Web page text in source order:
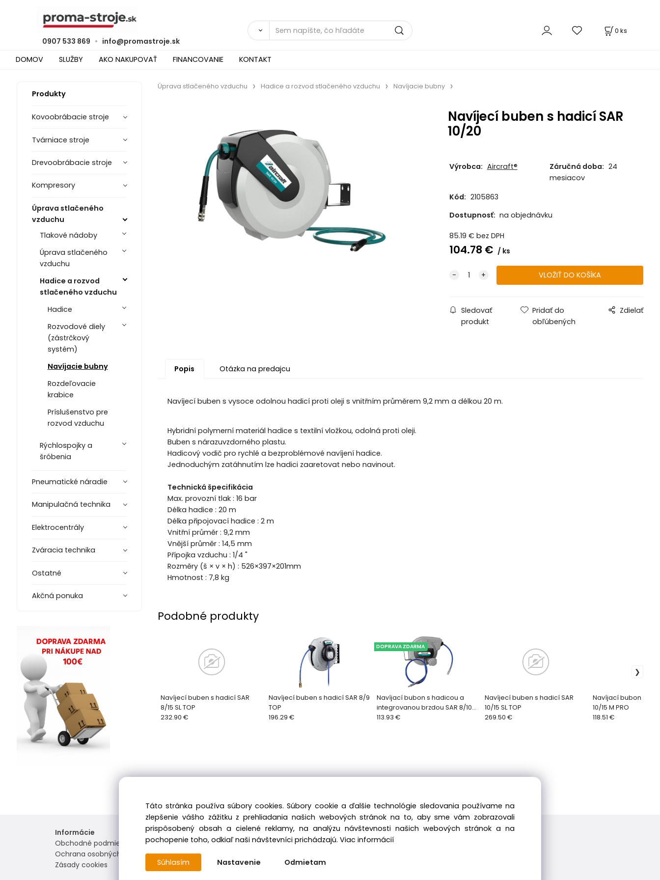
0907 533 869 • info@promastroje.sk
0 ks
DOMOV SLUŽBY AKO NAKUPOVAŤ FINANCOVANIE KONTAKT
Produkty
Kovoobrábacie stroje
Tvárniace stroje
Drevoobrábacie stroje
Kompresory
Úprava stlačeného
vzduchu
Tlakové nádoby
Úprava stlačeného
vzduchu
Hadice a rozvod
stlačeného vzduchu
Hadice
Rozvodové diely
(zástrčkový
systém)
Navíjacie bubny
Rozdeľovacie
krabice
Príslušenstvo pre
rozvod vzduchu
Rýchlospojky a
šróbenia
Pneumatické náradie
Manipulačná technika
Elektrocentrály
Zváracia technika
Ostatné
Akčná ponuka
Úprava stlačeného vzduchu Hadice a rozvod stlačeného vzduchu Navíjacie bubny
Navíjecí buben s hadicí SAR
10/20
Výrobca: Aircraft® Záručná doba: 24
mesiacov
Kód: 2105863
Dostupnosť: na objednávku
85.19 € bez DPH
104.78 € ks
Sledovať
produkt
Pridať do
obľúbených
Zdielať
Popis Otázka na predajcu
Navíjecí buben s vysoce odolnou hadicí proti oleji s vnitřním průměrem 9,2 mm a délkou 20 m.
Hybridní polymerní materiál hadice s textilní vložkou, odolná proti oleji.
Buben s nárazuvzdorného plastu.
Hadicový vodič pro rychlé a bezproblémové navíjení hadice.
Jednoduchým zatáhnutím lze hadici zaaretovat nebo navinout.
Technická špecifikácia
Max. provozní tlak : 16 bar
Délka hadice : 20 m
Délka připojovací hadice : 2 m
Vnitřní průměr : 9,2 mm
Vnější průměr : 14,5 mm
Přípojka vzduchu : 1/4 "
Rozměry (š × v × h) : 526×397×201mm
Hmotnost : 7,8 kg
Podobné produkty
Navíjecí buben s hadicí SAR
8/15 SL TOP
232.90 €
Navíjecí buben s hadicí SAR 8/9
TOP
196.29 €
Navíjací bubon s hadicou a
integrovanou brzdou SAR 8/10
SL
DOPRAVA ZDARMA
113.93 €
Navíjecí buben s hadicí SAR
10/15 SL TOP
269.50 €
Navíjací bubon s
10/15 M PRO
118.51 €
Informácie
Obchodné podmienky
Ochrana osobných údajov
Zásady cookies
Táto stránka používa súbory cookies. Súbory cookie a ďalšie technológie sledovania používame na
zlepšenie vášho zážitku z prehliadania našich webových stránok na to, aby sme vám zobrazovali
prispôsobený obsah a cielené reklamy, na analýzu návštevnosti našich webových stránok a na
pochopenie toho, odkiaľ naši návštevníci prichádzajú. Viac informácií
Súhlasím Nastavenie Odmietam